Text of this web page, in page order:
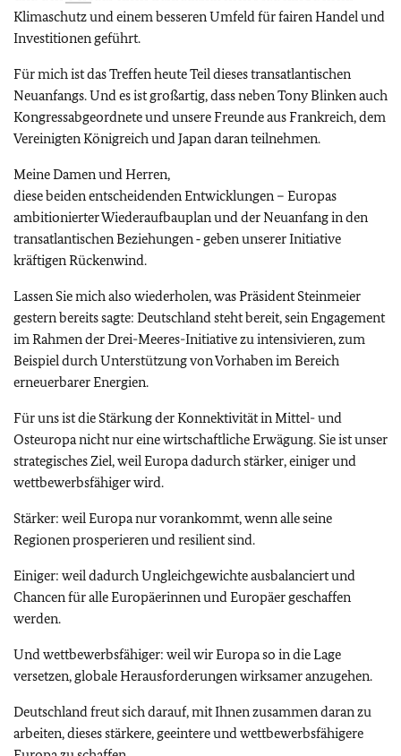
Klimaschutz und einem besseren Umfeld für fairen Handel und
Investitionen geführt.
Für mich ist das Treffen heute Teil dieses transatlantischen
Neuanfangs. Und es ist großartig, dass neben Tony Blinken auch
Kongressabgeordnete und unsere Freunde aus Frankreich, dem
Vereinigten Königreich und Japan daran teilnehmen.
Meine Damen und Herren,
diese beiden entscheidenden Entwicklungen – Europas
ambitionierter Wiederaufbauplan und der Neuanfang in den
transatlantischen Beziehungen ‑ geben unserer Initiative
kräftigen Rückenwind.
Lassen Sie mich also wiederholen, was Präsident Steinmeier
gestern bereits sagte: Deutschland steht bereit, sein Engagement
im Rahmen der Drei-Meeres-Initiative zu intensivieren, zum
Beispiel durch Unterstützung von Vorhaben im Bereich
erneuerbarer Energien.
Für uns ist die Stärkung der Konnektivität in Mittel- und
Osteuropa nicht nur eine wirtschaftliche Erwägung. Sie ist unser
strategisches Ziel, weil Europa dadurch stärker, einiger und
wettbewerbsfähiger wird.
Stärker: weil Europa nur vorankommt, wenn alle seine
Regionen prosperieren und resilient sind.
Einiger: weil dadurch Ungleichgewichte ausbalanciert und
Chancen für alle Europäerinnen und Europäer geschaffen
werden.
Und wettbewerbsfähiger: weil wir Europa so in die Lage
versetzen, globale Herausforderungen wirksamer anzugehen.
Deutschland freut sich darauf, mit Ihnen zusammen daran zu
arbeiten, dieses stärkere, geeintere und wettbewerbsfähigere